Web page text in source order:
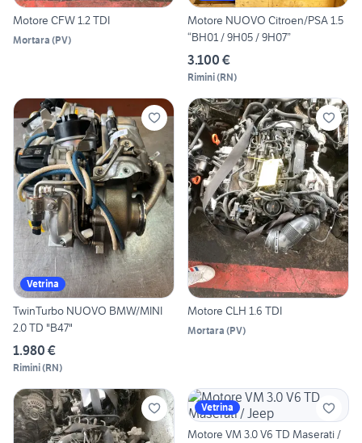
Motore CFW 1.2 TDI
Mortara (PV)
Motore NUOVO Citroen/PSA 1.5
“BH01 / 9H05 / 9H07”
3.100 €
Rimini(RN)
Vetrina
TwinTurbo NUOVO BMW/MINI
2.0 TD "B47"
1.980 €
Rimini(RN)
Motore CLH 1.6 TDI
Mortara (PV)
Vetrina
Motore VM 3.0 V6 TD Maserati /